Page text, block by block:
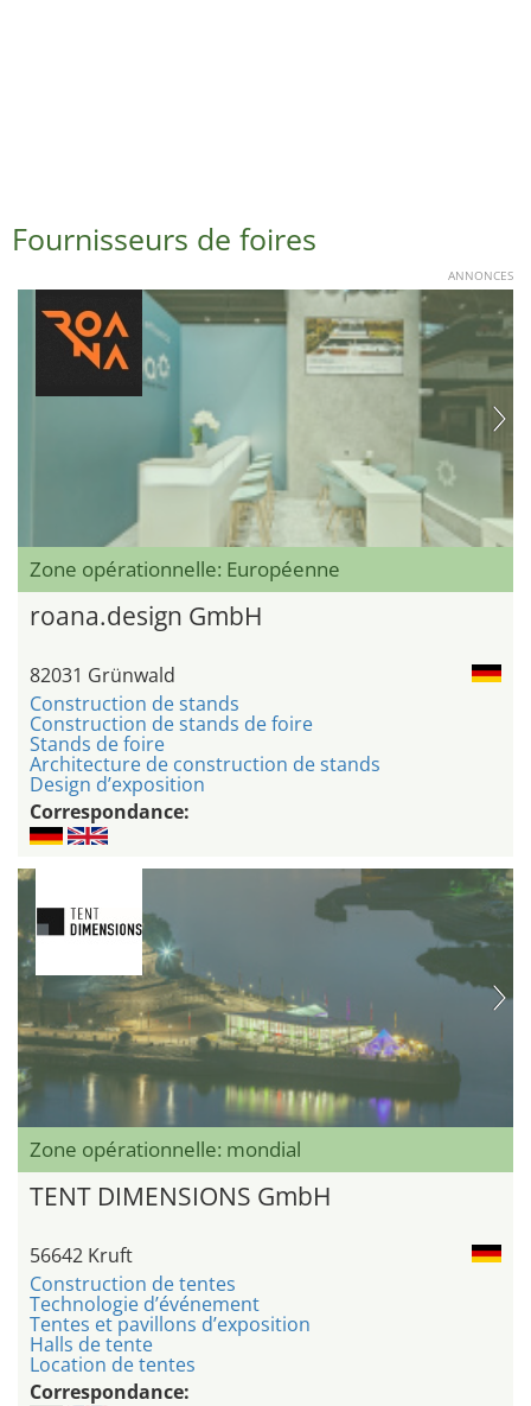
Fournisseurs de foires
ANNONCES
Zone opérationnelle: Européenne
roana.design GmbH
82031 Grünwald
Construction de stands
Construction de stands de foire
Stands de foire
Architecture de construction de stands
Design d’exposition
Correspondance:
Zone opérationnelle: mondial
TENT DIMENSIONS GmbH
56642 Kruft
Construction de tentes
Technologie d’événement
Tentes et pavillons d’exposition
Halls de tente
Location de tentes
Correspondance: